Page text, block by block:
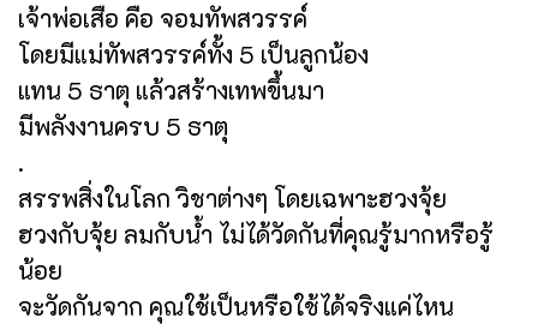
เจ้าพ่อเสือ คือ จอมทัพสวรรค์
โดยมีแม่ทัพสวรรค์ทั้ง 5 เป็นลูกน้อง
แทน 5 ธาตุ แล้วสร้างเทพขึ้นมา
มีพลังงานครบ 5 ธาตุ
.
สรรพสิ่งในโลก วิชาต่างๆ โดยเฉพาะฮวงจุ้ย
ฮวงกับจุ้ย ลมกับน้ำ ไม่ได้วัดกันที่คุณรู้มากหรือรู้
น้อย
จะวัดกันจาก คุณใช้เป็นหรือใช้ได้จริงแค่ไหน